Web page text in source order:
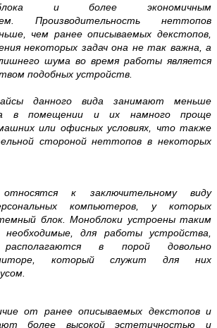
и более экономичным
Производительность неттопов
чем ранее описываемых декстопов,
некоторых задач она не так важна, а
шума во время работы является
подобных устройств.
данного вида занимают меньше
в помещении и их намного проще
или офисных условиях, что также
стороной неттопов в некоторых
к заключительному виду
компьютеров, у которых
блок. Моноблоки устроены таким
для работы устройства,
располагаются в порой довольно
который служит для них
от ранее описываемых декстопов и
более высокой эстетичностью и